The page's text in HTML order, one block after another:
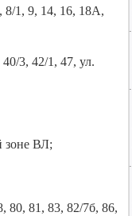
8/1, 9, 14, 16, 18А,
3, 42/1, 47, ул.
зоне ВЛ;
80, 81, 83, 82/7б, 86,